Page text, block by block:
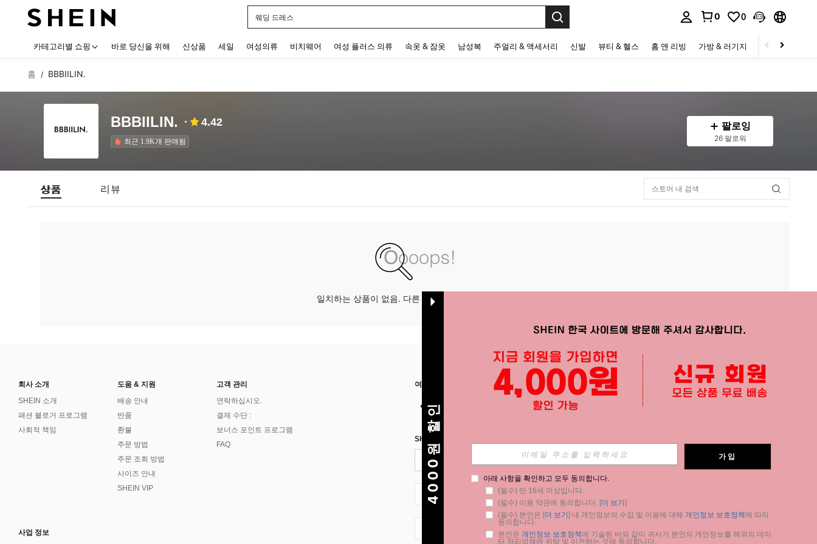
웨딩 드레스
0 0
카테고리별 쇼핑 바로 당신을 위해 신상품 세일 여성의류 비치웨어 여성 플러스 의류 속옷 & 잠옷 남성복 주얼리 & 액세서리 신발 뷰티 & 헬스 홈 앤 리빙 가방 & 러기지 스포츠 & 아웃
홈 / BBBIILIN.
BBBIILIN. 4.42
최근 1.9K개 판매됨
팔로잉
26 팔로워
상품 리뷰
일치하는 상품이 없음. 다른 옵션으로 시도하십시오.
회사 소개
SHEIN 소개
패션 블로거 프로그램
사회적 책임
도움 & 지원
배송 안내
반품
환불
주문 방법
주문 조회 방법
사이즈 안내
SHEIN VIP
고객 관리
연락하십시오.
결제 수단 :
보너스 포인트 프로그램
FAQ
사업 정보
여기에서 저희를 찾아주세요 APP
SHEIN STYLE NEWS에 등록하세요.
KR + 82
4000원 할인 가입
아래 사항을 확인하고 모두 동의합니다.
(필수) 만 16세 이상입니다.
(필수) 이용 약관에 동의합니다. [더 보기 ]
(필수) 본인은 [더 보기 ] 내 개인정보의 수집 및 이용에 대해 개인정보 보호정책에 따라
동의합니다.
본인은 개인정보 보호정책에 기술된 바와 같이 귀사가 본인의 개인정보를 해외의 데이
터 처리업체에 위탁 및 이전하는 것에 동의합니다.